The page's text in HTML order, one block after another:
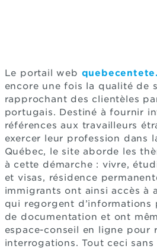
Le portail web
encore une fois la qualité de
rapprochant des clientèles
portugais. Destiné à fournir
références aux travailleurs
exercer leur profession dans
Québec, le site aborde les
à cette démarche : vivre,
et visas, résidence
immigrants ont ainsi accès à
qui regorgent d’informations
de documentation et ont
espace-conseil en ligne pour
interrogations. Tout ceci